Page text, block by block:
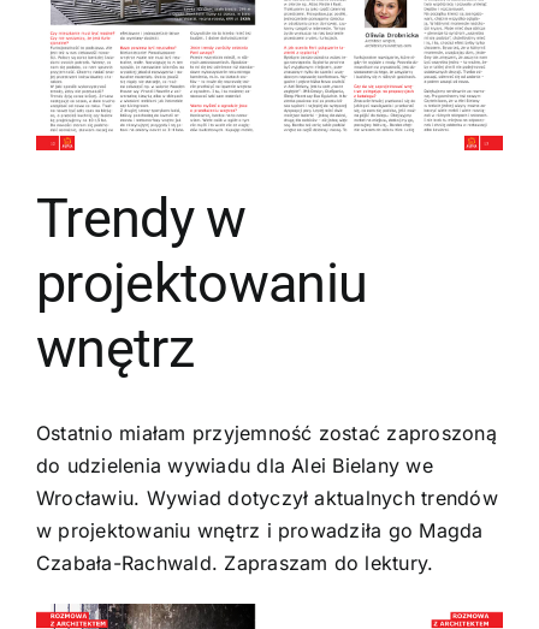
Trendy w
projektowaniu
wnętrz
Ostatnio miałam przyjemność zostać zaproszoną
do udzielenia wywiadu dla Alei Bielany we
Wrocławiu. Wywiad dotyczył aktualnych trendów
w projektowaniu wnętrz i prowadziła go Magda
Czabała-Rachwald. Zapraszam do lektury.